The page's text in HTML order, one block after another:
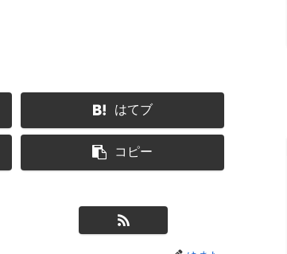
はてブ
コピー